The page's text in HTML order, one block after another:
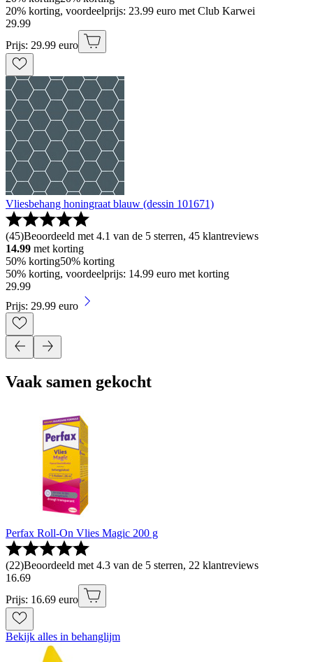
20% korting, voordeelprijs: 23.99 euro met Club Karwei
29.99
Prijs: 29.99 euro
Vliesbehang honingraat blauw (dessin 101671)
(45)Beoordeeld met 4.1 van de 5 sterren, 45 klantreviews
14.99 met korting
50% korting50% korting
50% korting, voordeelprijs: 14.99 euro met korting
29.99
Prijs: 29.99 euro
Vaak samen gekocht
Perfax Roll-On Vlies Magic 200 g
(22)Beoordeeld met 4.3 van de 5 sterren, 22 klantreviews
16.69
Prijs: 16.69 euro
Bekijk alles in behanglijm